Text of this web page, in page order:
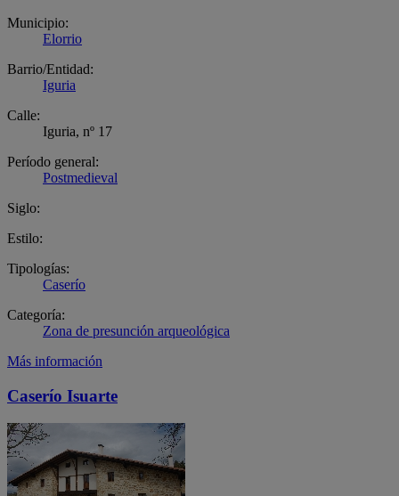
Municipio:
Elorrio
Barrio/Entidad:
Iguria
Calle:
Iguria, nº 17
Período general:
Postmedieval
Siglo:
Estilo:
Tipologías:
Caserío
Categoría:
Zona de presunción arqueológica
Más información
Caserío Isuarte